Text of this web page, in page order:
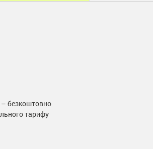
– безкоштовно
тарифу